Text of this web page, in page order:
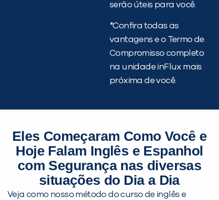
serão úteis para você.
*Confira todas as
vantagens e o Termo de
Compromisso completo
na unidade inFlux mais
próxima de você.
Eles Começaram Como Você e
Hoje Falam Inglês e Espanhol
com Segurança nas diversas
situações do Dia a Dia
Veja como nosso método do curso de inglês e